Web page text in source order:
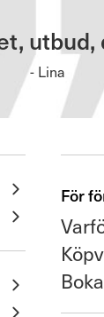
- Lina
För